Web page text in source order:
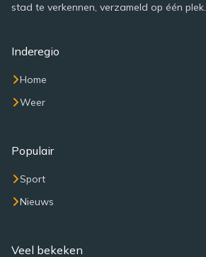
stad te verkennen, verzameld op één plek.
Inderegio
Home
Weer
Populair
Sport
Nieuws
Veel bekeken